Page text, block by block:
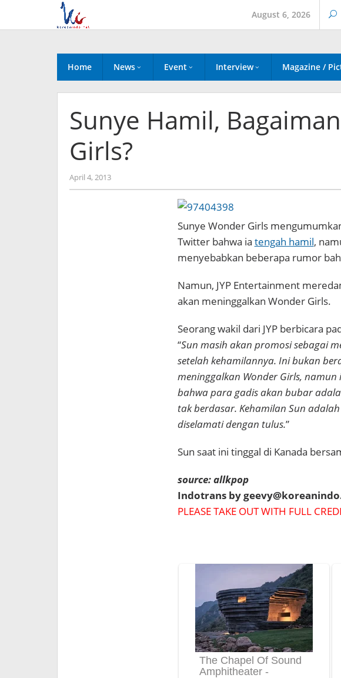
content
August 6, 2026
Home News Event Interview Magazine /
Sunye Hamil,
Girls?
April 4, 2013by
Koreanindo
Sunye Wonder Girls
Twitter bahwa ia tengah hamil,
menyebabkan beberapa rumor
Namun, JYP Entertainment
akan meninggalkan Wonder Girls.
Seorang wakil dari JYP berbicara
“Sun masih akan promosi sebagai
setelah kehamilannya. Ini bukan
meninggalkan Wonder Girls,
bahwa para gadis akan bubar
tak berdasar. Kehamilan Sun
diselamati dengan tulus.”
Sun saat ini tinggal di Kanada
source: allkpop
Indotrans by
PLEASE TAKE OUT WITH FULL